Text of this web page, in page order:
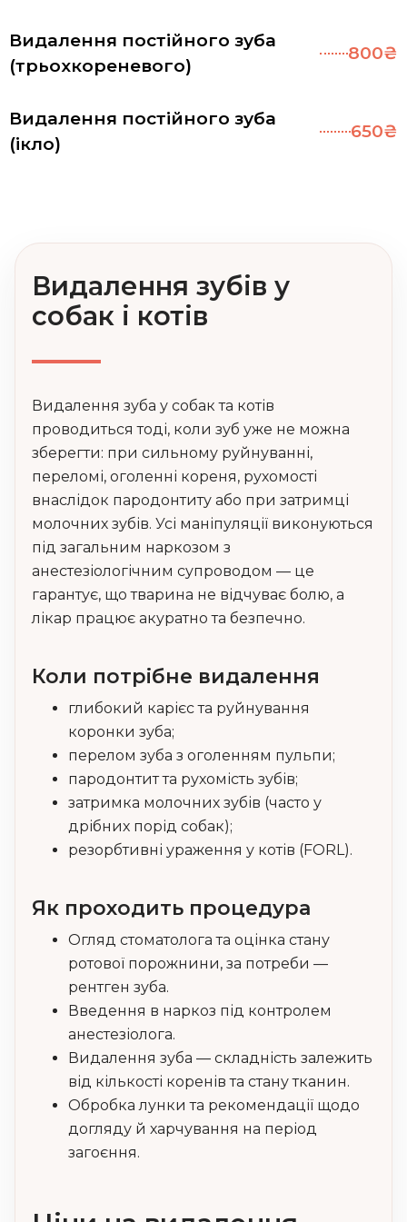
Видалення постійного зуба
(трьохкореневого)
800₴
Видалення постійного зуба
(ікло)
650₴
Видалення зубів у
собак і котів
Видалення зуба у собак та котів
проводиться тоді, коли зуб уже не можна
зберегти: при сильному руйнуванні,
переломі, оголенні кореня, рухомості
внаслідок пародонтиту або при затримці
молочних зубів. Усі маніпуляції виконуються
під загальним наркозом з
анестезіологічним супроводом — це
гарантує, що тварина не відчуває болю, а
лікар працює акуратно та безпечно.
Коли потрібне видалення
глибокий карієс та руйнування
коронки зуба;
перелом зуба з оголенням пульпи;
пародонтит та рухомість зубів;
затримка молочних зубів (часто у
дрібних порід собак);
резорбтивні ураження у котів (FORL).
Як проходить процедура
Огляд стоматолога та оцінка стану
ротової порожнини, за потреби —
рентген зуба.
Введення в наркоз під контролем
анестезіолога.
Видалення зуба — складність залежить
від кількості коренів та стану тканин.
Обробка лунки та рекомендації щодо
догляду й харчування на період
загоєння.